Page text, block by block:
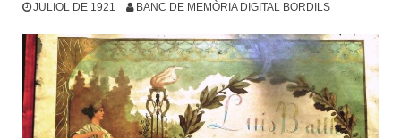
JULIOL DE 1921 BANC DE MEMÒRIA DIGITAL BORDILS